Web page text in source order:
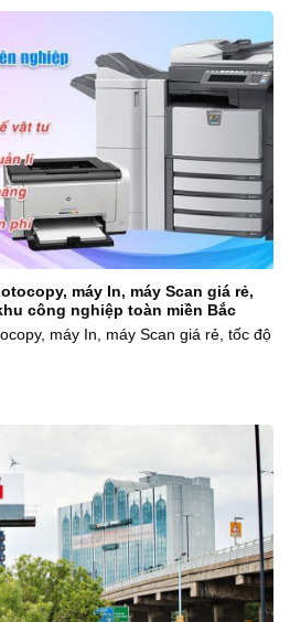
máy In, máy Scan giá rẻ,
công nghiệp toàn miền Bắc
máy In, máy Scan giá rẻ, tốc độ